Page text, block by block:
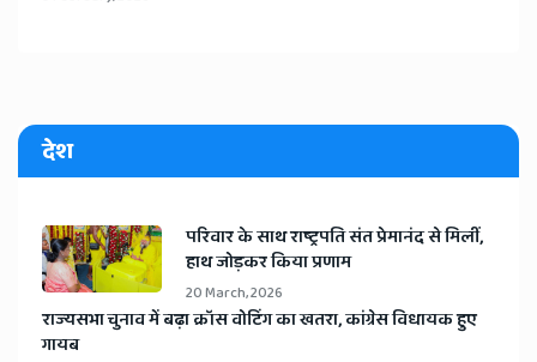
देश
​परिवार के साथ राष्ट्रपति संत प्रेमानंद से मिलीं,
हाथ जोड़कर किया प्रणाम
20 March, 2026
​राज्यसभा चुनाव में बढ़ा क्रॉस वोटिंग का खतरा, कांग्रेस विधायक हुए
गायब